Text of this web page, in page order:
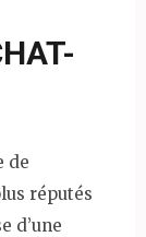
de
réputés
d’une